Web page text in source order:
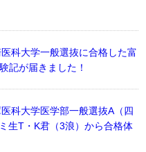
医科大学一般選抜に合格した富
記が届きました！
医科大学医学部一般選抜A（四
生T・K君（3浪）から合格体